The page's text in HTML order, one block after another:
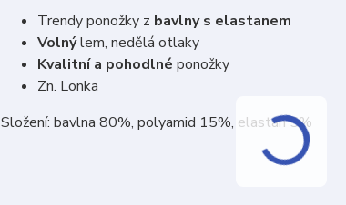
Trendy ponožky z bavlny s elastanem
Volnýlem, nedělá otlaky
Kvalitní a pohodlné ponožky
Zn. Lonka
Složení: bavlna 80%, polyamid 15%, elastan 5%